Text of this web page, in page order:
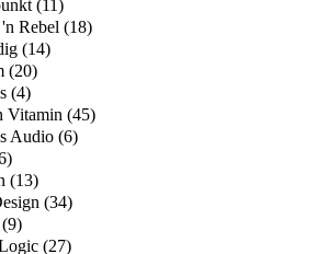
(11)
Rebel (18)
(14)
(20)
(4)
Vitamin (45)
Audio (6)
(13)
(34)
(27)